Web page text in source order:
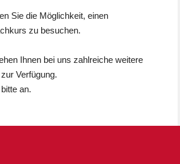
Sie die Möglichkeit, einen
zu besuchen.
Ihnen bei uns zahlreiche weitere
Verfügung.
an.